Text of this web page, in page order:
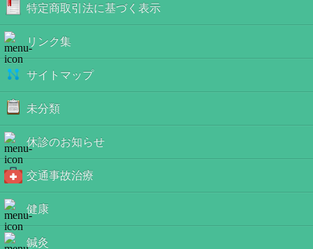
特定商取引法に基づく表示
リンク集
サイトマップ
未分類
休診のお知らせ
交通事故治療
健康
鍼灸